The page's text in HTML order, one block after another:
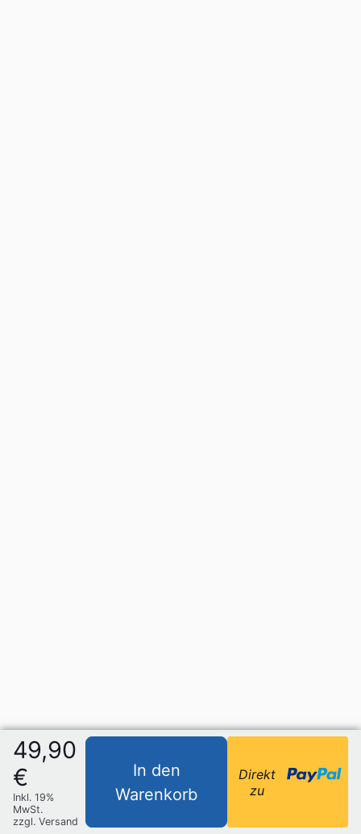
49,90
€
Inkl. 19%
MwSt.
zzgl. Versand
In den
Warenkorb
Direkt
zu